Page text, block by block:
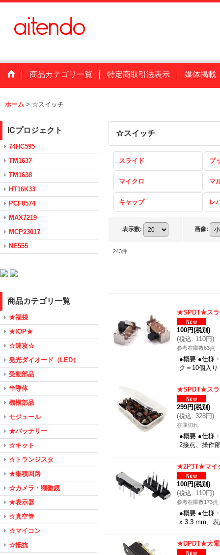
商品カテゴリ一覧 特定商取引法表示 媒体掲載
ホーム > ☆スイッチ
ICプロジェクト
74HC595
TM1637
TM1638
HT16K33
PCF8574
MAX7219
MCP23017
NE555
商品カテゴリ一覧
★福袋
★IOP★
☆速攻☆
発光ダイオード（LED）
受動部品
半導体
機構部品
モジュール
★バッテリー
☆キット
☆トランジスタ
★集積回路
☆カメラ・顕微鏡
★表示器
☆真空管
☆マイコン
☆抵抗
☆スイッチ
スライド プ
マイクロ マ
キャップ レ
表示数: 画像:
243件
★SPDT★スラ
100円(税別)
(税込: 110円)
参考在庫数63点
●概要 ●仕様
ク＝10個入り
★SPDT★スラ
299円(税別)
(税込: 328円)
在庫切れ
●概要 ●仕様
2接点、操作
★2P3T★マイ
100円(税別)
(税込: 110円)
参考在庫数173点
●概要 ●仕様
x 3.3 mm、
★DPDT★大電